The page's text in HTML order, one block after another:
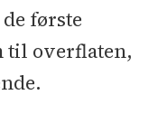
første
til overflaten,